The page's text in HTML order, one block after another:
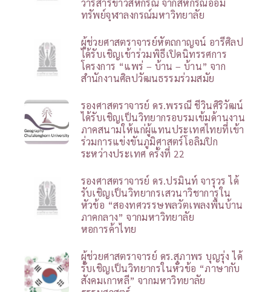
วารสารข่าวสหกรณ์ จากสหกรณ์ออม
ทรัพย์จุฬาลงกรณ์มหาวิทยาลัย
ผู้ช่วยศาสตราจารย์หัตถกาญจน์ อารีศิลป
ได้รับเชิญเข้าร่วมพิธีเปิดนิทรรศการ
โครงการ “แพร่ – บ้าน – บ้าน” จาก
สำนักงานศิลปวัฒนธรรมร่วมสมัย
รองศาสตราจารย์ ดร.พรรณี ชีวินศิริวัฒน์
ได้รับเชิญเป็นวิทยากรอบรมเข้มด้านงาน
ภาคสนามให้แก่ผู้แทนประเทศไทยที่เข้า
ร่วมการแข่งขันภูมิศาสตร์โอลิมปิก
ระหว่างประเทศ ครั้งที่ 22
รองศาสตราจารย์ ดร.ปรมินท์ จารุวร ได้
รับเชิญเป็นวิทยากรเสวนาวิชาการใน
หัวข้อ “สองทศวรรษพลวัตเพลงพื้นบ้าน
ภาคกลาง” จากมหาวิทยาลัย
หอการค้าไทย
ผู้ช่วยศาสตราจารย์ ดร.สุภาพร บุญรุ่ง ได้
รับเชิญเป็นวิทยากรในหัวข้อ “ภาษากับ
สังคมเกาหลี” จากมหาวิทยาลัย